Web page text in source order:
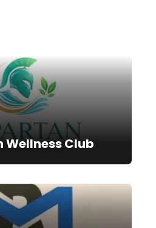
Wellness Club